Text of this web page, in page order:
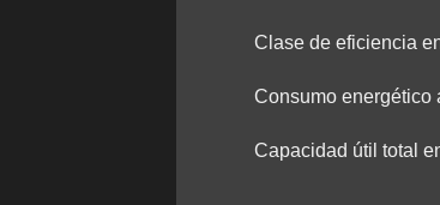
Clase de eficiencia
Consumo energético
Capacidad útil total